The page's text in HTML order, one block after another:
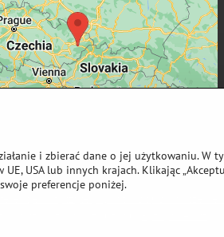
i zbierać dane o jej użytkowaniu. W
USA lub innych krajach. Klikając
preferencje poniżej.